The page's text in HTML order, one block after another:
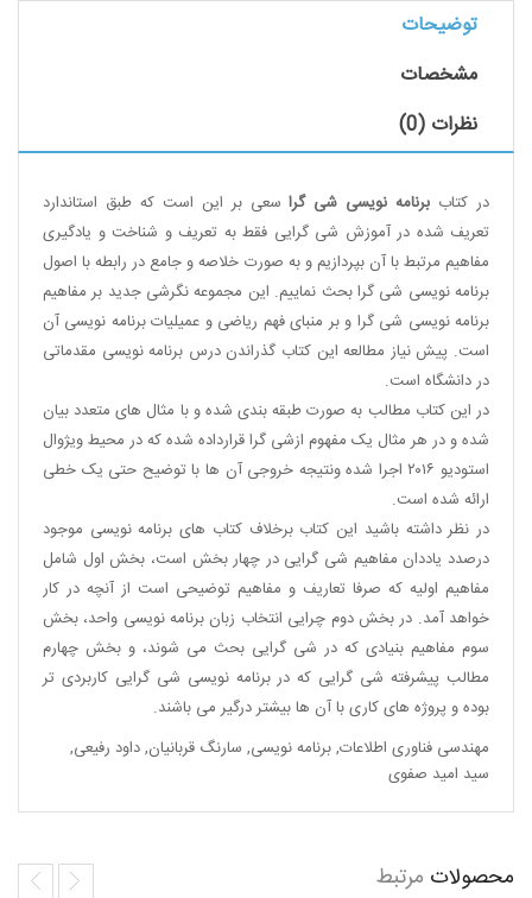
توضیحات
مشخصات
نظرات (0)
در کتاب برنامه نویسی شی گراسعی بر این است که طبق استاندارد
تعریف شده در آموزش شی گرایی فقط به تعریف و شناخت و یادگیری
مفاهیم مرتبط با آن بپردازیم و به صورت خلاصه و جامع در رابطه با اصول
برنامه نویسی شی گرا بحث نماییم. این مجموعه نگرشی جدید بر مفاهیم
برنامه نویسی شی گرا و بر منبای فهم ریاضی و عمیلیات برنامه نویسی آن
است. پیش نیاز مطالعه این کتاب گذراندن درس برنامه نویسی مقدماتی
در دانشگاه است.
در این کتاب مطالب به صورت طبقه بندی شده و با مثال های متعدد بیان
شده و در هر مثال یک مفهوم ازشی گرا قرارداده شده که در محیط ویژوال
استودیو ۲۰۱۶ اجرا شده ونتیجه خروجی آن ها با توضیح حتی یک خطی
ارائه شده است.
در نظر داشته باشید این کتاب برخلاف کتاب های برنامه نویسی موجود
درصدد یاددان مفاهیم شی گرایی در چهار بخش است، بخش اول شامل
مفاهیم اولیه که صرفا تعاریف و مفاهیم توضیحی است از آنچه در کار
خواهد آمد. در بخش دوم چرایی انتخاب زبان برنامه نویسی واحد، بخش
سوم مفاهیم بنیادی که در شی گرایی بحث می شوند، و بخش چهارم
مطالب پیشرفته شی گرایی که در برنامه نویسی شی گرایی کاربردی تر
بوده و پروژه های کاری با آن ها بیشتر درگیر می باشند.
مهندسی فناوری اطلاعات,برنامه نویسی, سارنگ قربانیان,داود رفیعی,
سید امید صفوی
محصولات مرتبط